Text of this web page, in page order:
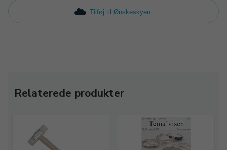
Tilføj til Ønskeskyen
Relaterede produkter